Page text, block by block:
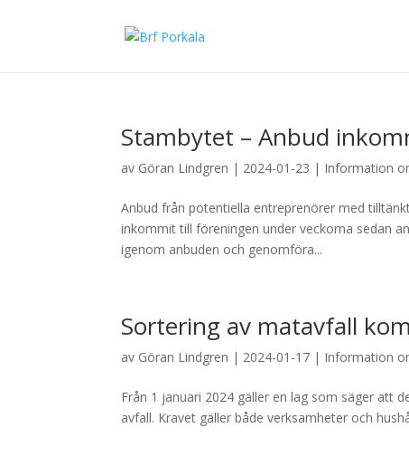
Stambytet – Anbud
av Göran Lindgren | 2024-01-23 | Information
Anbud från potentiella entreprenörer med
inkommit till föreningen under veckorna sedan
igenom anbuden och genomföra...
Sortering av matavfall
av Göran Lindgren | 2024-01-17 | Information
Från 1 januari 2024 gäller en lag som säger att
avfall. Kravet gäller både verksamheter och